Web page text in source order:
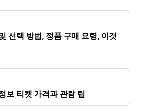
선택 방법, 정품 구매 요령, 이것
보 티켓 가격과 관람 팁